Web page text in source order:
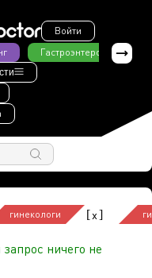
Войти
Гастроэнтерология
гинекологи [x]
ничего не